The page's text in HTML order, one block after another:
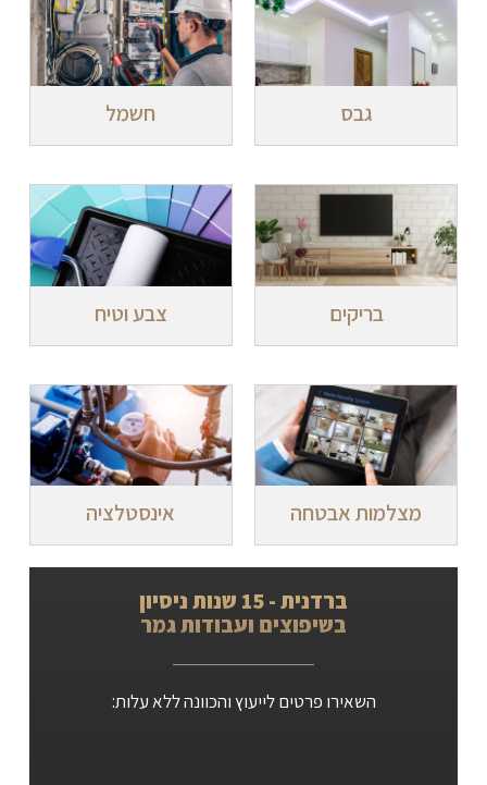
גבס חשמל
בריקים צבע וטיח
מצלמות אבטחה אינסטלציה
ברדנית - 15 שנות ניסיון
בשיפוצים ועבודות גמר
השאירו פרטים לייעוץ והכוונה ללא עלות: